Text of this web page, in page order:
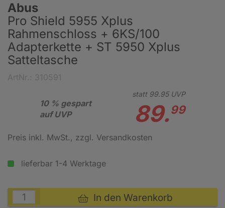
Abus
Pro Shield 5955 Xplus
Rahmenschloss + 6KS/100
Adapterkette + ST 5950 Xplus
Satteltasche
10 % gespart
auf UVP
statt 99.95UVP
89.99
Preis inkl. MwSt., zzgl. Versandkosten
lieferbar 1-4 Werktage
In den Warenkorb